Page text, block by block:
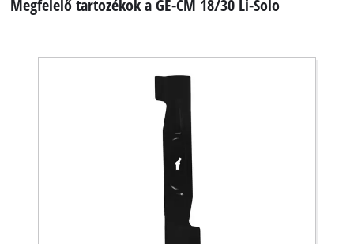
Megfelelő tartozékok a GE-CM 18/30 Li-Solo